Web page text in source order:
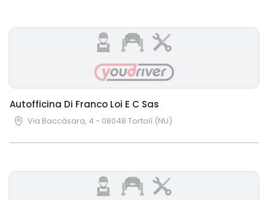
Autofficina Di Franco Loi E C Sas
Via Baccàsara, 4 - 08048 Tortolì (NU)